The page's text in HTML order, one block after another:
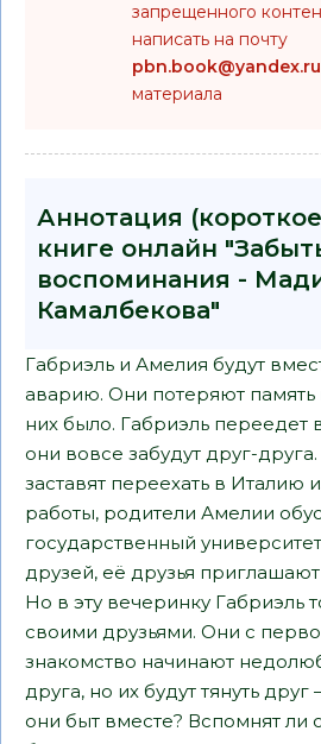
запрещенного
написать на почту
pbn.book@yandex.ru
материала
Аннотация
книге онлайн
воспоминания -
Камалбекова"
Габриэль и Амелия будут
аварию. Они потеряют память
них было. Габриэль переедет
они вовсе забудут друг-
заставят переехать в Италию
работы, родители Амелии
государственный
друзей, её друзья
Но в эту вечеринку Габриэль
своими друзьями. Они с
знакомство начинают
друга, но их будут тянуть
они быт вместе? Вспомнят ли